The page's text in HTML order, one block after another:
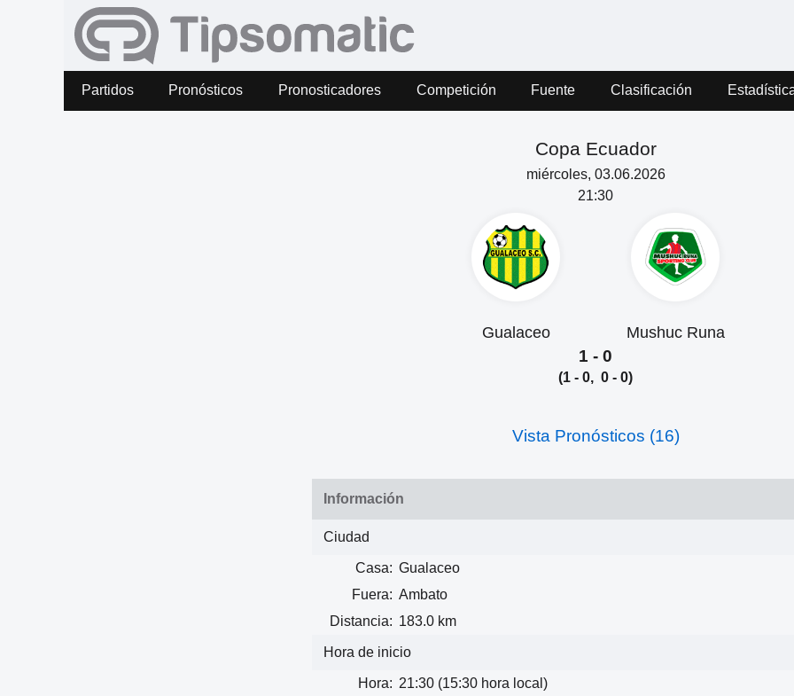
Partidos Pronósticos Pronosticadores Competición Fuente Clasificación
Copa Ecuador
miércoles, 03.06.2026
21:30
Gualaceo Mushuc Runa
1 - 0
(1 - 0, 0 - 0)
Vista Pronósticos (16)
Información
Ciudad
Casa: Gualaceo
Fuera: Ambato
Distancia: 183.0 km
Hora de inicio
Hora: 21:30 (15:30 hora local)